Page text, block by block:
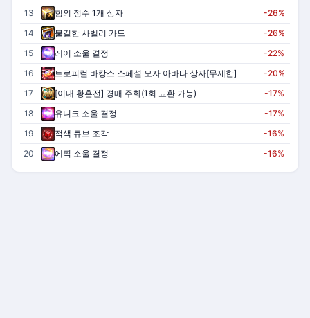
13
힘의 정수 1개 상자
-26%
14
불길한 사벨리 카드
-26%
15
레어 소울 결정
-22%
16
트로피컬 바캉스 스페셜 모자 아바타 상자[무제한]
-20%
17
[이내 황혼전] 경매 주화(1회 교환 가능)
-17%
18
유니크 소울 결정
-17%
19
적색 큐브 조각
-16%
20
에픽 소울 결정 -16%